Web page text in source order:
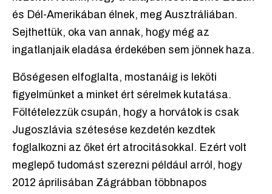
és Dél-Amerikában élnek, meg Ausztráliában.
Sejthettük, oka van annak, hogy még az
ingatlanjaik eladása érdekében sem jönnek haza.
Bőségesen elfoglalta, mostanáig is leköti
figyelmünket a minket ért sérelmek kutatása.
Föltételezzük csupán, hogy a horvátok is csak
Jugoszlávia szétesése kezdetén kezdtek
foglalkozni az őket ért atrocitásokkal. Ezért volt
meglepő tudomást szerezni például arról, hogy
2012 áprilisában Zágrábban többnapos